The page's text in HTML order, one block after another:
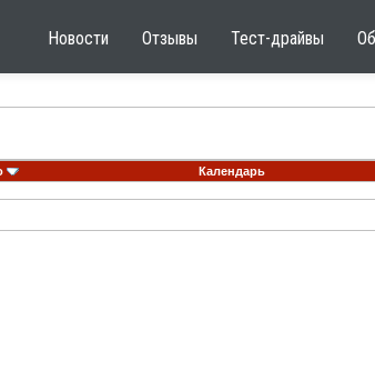
Новости Отзывы Тест-драйвы
Календарь